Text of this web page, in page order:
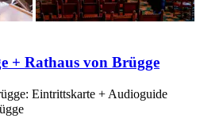
+ Rathaus von Brügge
Eintrittskarte + Audioguide